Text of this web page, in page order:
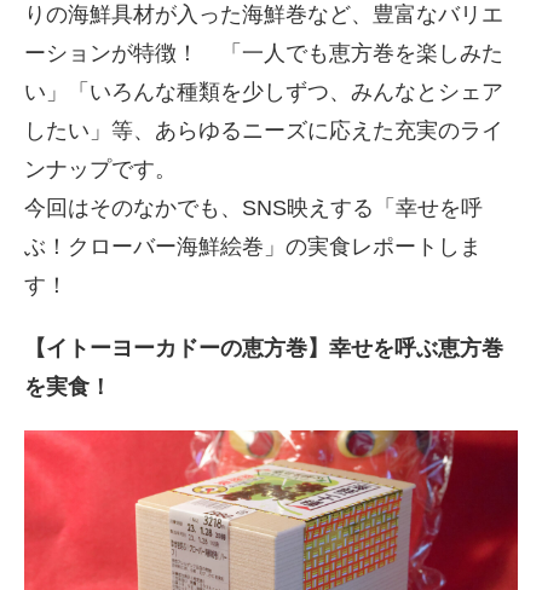
りの海鮮具材が入った海鮮巻など、豊富なバリエ
ーションが特徴！ 「一人でも恵方巻を楽しみた
い」「いろんな種類を少しずつ、みんなとシェア
したい」等、あらゆるニーズに応えた充実のライ
ンナップです。
今回はそのなかでも、SNS映えする「幸せを呼
ぶ！クローバー海鮮絵巻」の実食レポートしま
す！
【イトーヨーカドーの恵方巻】幸せを呼ぶ恵方巻
を実食！